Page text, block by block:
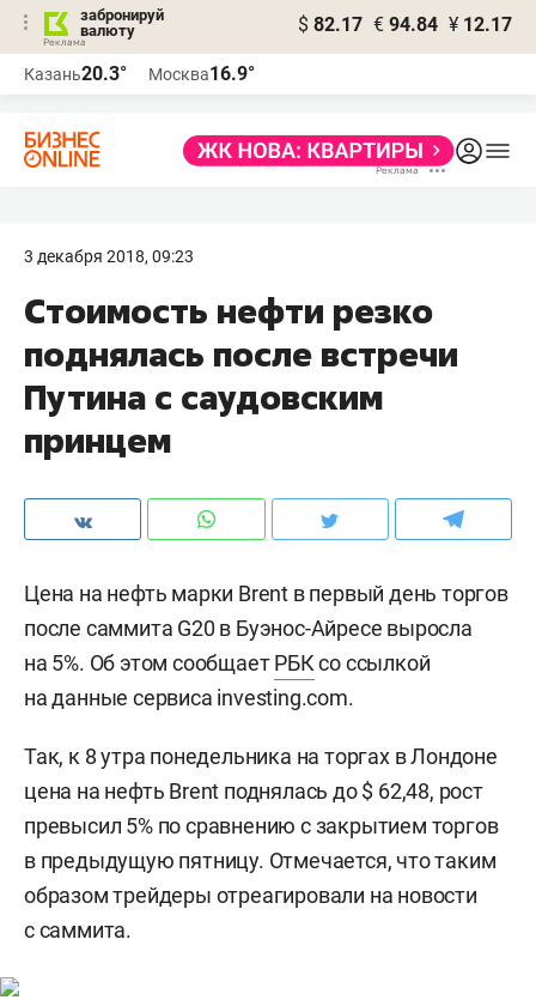
забронируй
валюту
$ 82.17 € 94.84 ¥ 12.17
Казань20.3° Москва16.9°
3 декабря 2018, 09:23
Стоимость нефти резко
поднялась после встречи
Путина с саудовским
принцем
Цена на нефть марки Brent в первый день торгов
после саммита G20 в Буэнос-Айресе выросла
на 5%. Об этом сообщаетРБКсо ссылкой
на данные сервиса investing.com.
Так, к 8 утра понедельника на торгах в Лондоне
цена на нефть Brent поднялась до $ 62,48, рост
превысил 5% по сравнению с закрытием торгов
в предыдущую пятницу. Отмечается, что таким
образом трейдеры отреагировали на новости
с саммита.